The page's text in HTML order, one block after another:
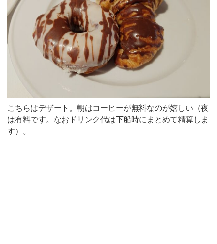
こちらはデザート。朝はコーヒーが無料なのが嬉しい（夜
は有料です。なおドリンク代は下船時にまとめて精算しま
す）。